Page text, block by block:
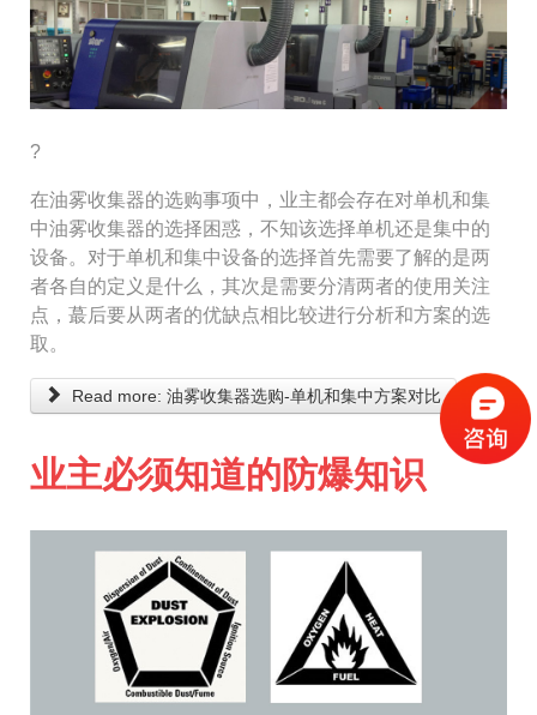
?
在油雾收集器的选购事项中，业主都会存在对单机和集
中油雾收集器的选择困惑，不知该选择单机还是集中的
设备。对于单机和集中设备的选择首先需要了解的是两
者各自的定义是什么，其次是需要分清两者的使用关注
点，蕞后要从两者的优缺点相比较进行分析和方案的选
取。
Read more: 油雾收集器选购-单机和集中方案对比
业主必须知道的防爆知识